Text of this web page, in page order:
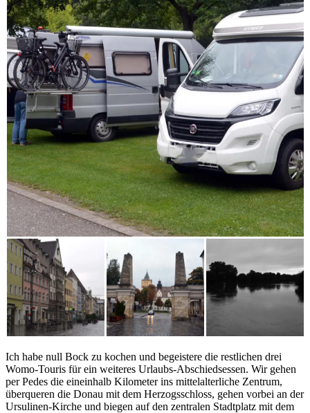
Ich habe null Bock zu kochen und begeistere die restlichen drei
Womo-Touris für ein weiteres Urlaubs-Abschiedsessen. Wir gehen
per Pedes die eineinhalb Kilometer ins mittelalterliche Zentrum,
überqueren die Donau mit dem Herzogsschloss, gehen vorbei an der
Ursulinen-Kirche und biegen auf den zentralen Stadtplatz mit dem